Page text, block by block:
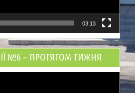
03:13
№6 – ПРОТЯГОМ ТИЖНЯ